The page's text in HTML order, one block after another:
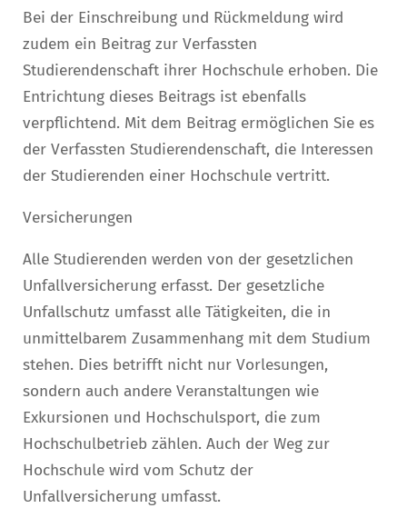
Bei der Einschreibung und Rückmeldung wird
zudem ein Beitrag zur Verfassten
Studierendenschaft ihrer Hochschule erhoben. Die
Entrichtung dieses Beitrags ist ebenfalls
verpflichtend. Mit dem Beitrag ermöglichen Sie es
der Verfassten Studierendenschaft, die Interessen
der Studierenden einer Hochschule vertritt.
Versicherungen
Alle Studierenden werden von der gesetzlichen
Unfallversicherung erfasst. Der gesetzliche
Unfallschutz umfasst alle Tätigkeiten, die in
unmittelbarem Zusammenhang mit dem Studium
stehen. Dies betrifft nicht nur Vorlesungen,
sondern auch andere Veranstaltungen wie
Exkursionen und Hochschulsport, die zum
Hochschulbetrieb zählen. Auch der Weg zur
Hochschule wird vom Schutz der
Unfallversicherung umfasst.